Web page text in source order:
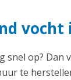
vocht
snel op? Dan
te